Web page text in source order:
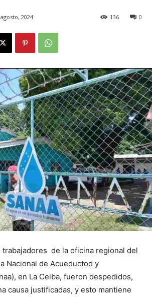
2024 0
136
trabajadores de la oficina regional del
Nacional de Acueductod y
en La Ceiba, fueron despedidos,
causa justificadas, y esto mantiene